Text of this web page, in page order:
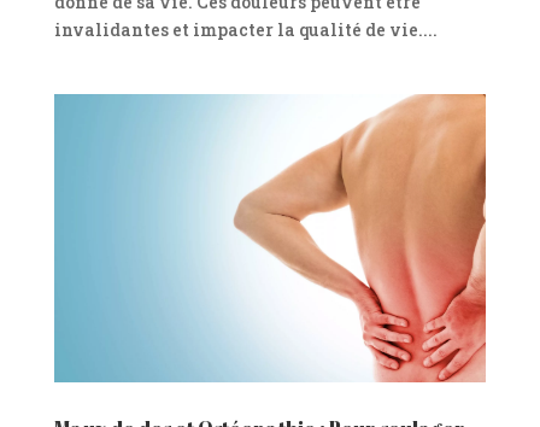
invalidantes et impacter la qualité de vie....